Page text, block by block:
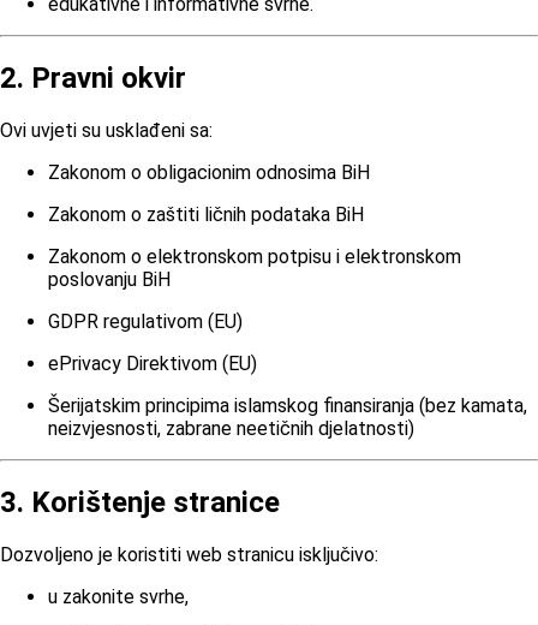
2. Pravni okvir
Ovi uvjeti su usklađeni sa:
Zakonom o obligacionim odnosima BiH
Zakonom o zaštiti ličnih podataka BiH
Zakonom o elektronskom potpisu i elektronskom
poslovanju BiH
GDPR regulativom (EU)
ePrivacy Direktivom (EU)
Šerijatskim principima islamskog finansiranja (bez kamata,
neizvjesnosti, zabrane neetičnih djelatnosti)
3. Korištenje stranice
Dozvoljeno je koristiti web stranicu isključivo:
u zakonite svrhe,